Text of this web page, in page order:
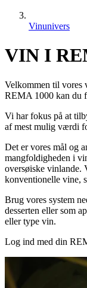
Vinunivers
VIN I
Velkommen til vores
REMA 1000 kan du
Vi har fokus på at
af mest mulig værdi
Det er vores mål og
mangfoldigheden i
oversøiske vinlande.
konventionelle vine,
Brug vores system
desserten eller som
eller type vin.
Log ind med din